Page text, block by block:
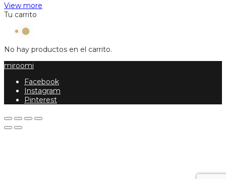
View more
Tu carrito
No hay productos en el carrito.
miroomi
Facebook
Instagram
Pinterest